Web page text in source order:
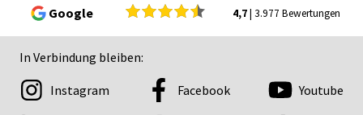
Google 4,7| 3.977 Bewertungen
In Verbindung bleiben:
Instagram Facebook Youtube